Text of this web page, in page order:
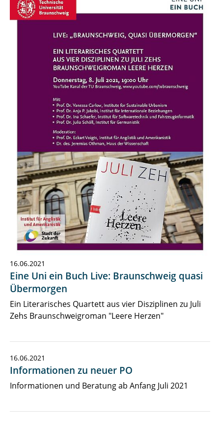
16.06.2021
Eine Uni ein Buch Live: Braunschweig quasi
Übermorgen
Ein Literarisches Quartett aus vier Disziplinen zu Juli
Zehs Braunschweigroman "Leere Herzen"
16.06.2021
Informationen zu neuer PO
Informationen und Beratung ab Anfang Juli 2021